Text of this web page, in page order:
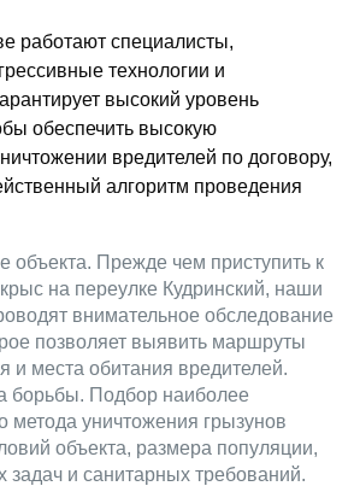
работают специалисты,
технологии и
высокий уровень
обеспечить высокую
вредителей по договору,
алгоритм проведения
объекта. Прежде чем приступить к
на переулке Кудринский, наши
внимательное обследование
позволяет выявить маршруты
и места обитания вредителей.
борьбы. Подбор наиболее
метода уничтожения грызунов
объекта, размера популяции,
задач и санитарных требований.